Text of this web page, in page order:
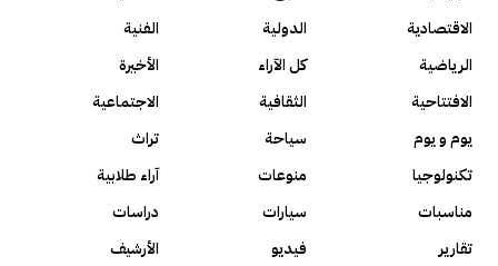
الاقتصادية
الدولية
الفنية
الرياضية
كل الآراء
الأخيرة
الافتتاحية
الثقافية
الاجتماعية
يوم و يوم
سياحة
تراث
تكنولوجيا
منوعات
آراء طلابية
مناسبات
سيارات
دراسات
تقارير
فيديو الأرشيف